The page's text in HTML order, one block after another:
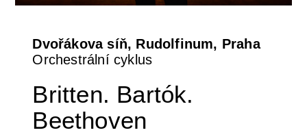
Dvořákova síň, Rudolfinum, Praha
Orchestrální cyklus
Britten. Bartók.
Beethoven